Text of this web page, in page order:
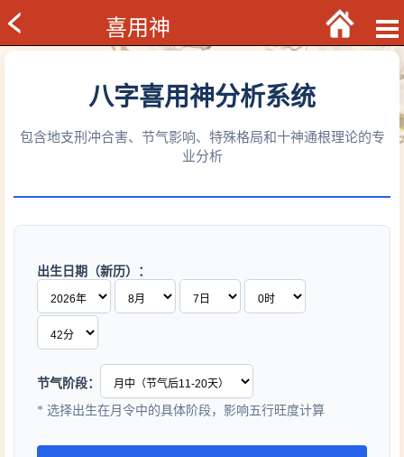
喜用神
八字喜用神分析系统
包含地支刑冲合害、节气影响、特殊格局和十神通根理论的专
业分析
出生日期（新历）：
节气阶段：
* 选择出生在月令中的具体阶段，影响五行旺度计算